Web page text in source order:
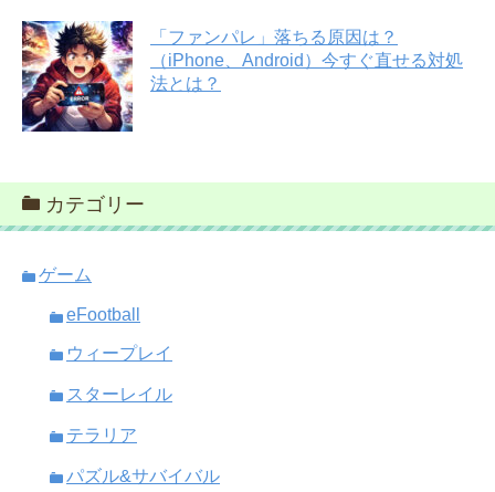
「ファンパレ」落ちる原因は？
（iPhone、Android）今すぐ直せる対処
法とは？
カテゴリー
ゲーム
eFootball
ウィープレイ
スターレイル
テラリア
パズル&サバイバル